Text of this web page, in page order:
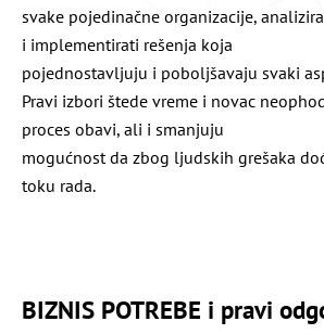
svake pojedinačne organizacije,
i implementirati rešenja koja
pojednostavljuju i poboljšavaju svaki
Pravi izbori štede vreme i novac
proces obavi, ali i smanjuju
mogućnost da zbog ljudskih grešaka
toku rada.
BIZNIS POTREBE i pravi